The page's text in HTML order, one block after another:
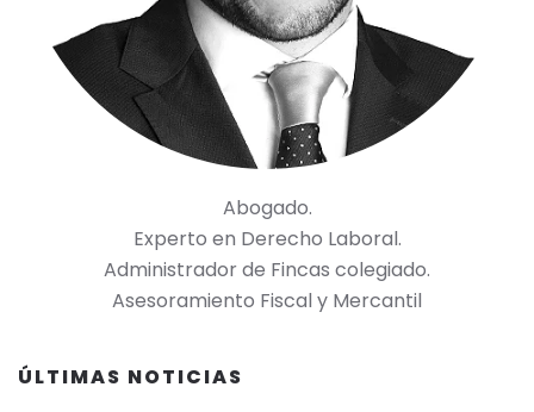
Abogado.
Experto en Derecho Laboral.
Administrador de Fincas colegiado.
Asesoramiento Fiscal y Mercantil
ÚLTIMAS NOTICIAS